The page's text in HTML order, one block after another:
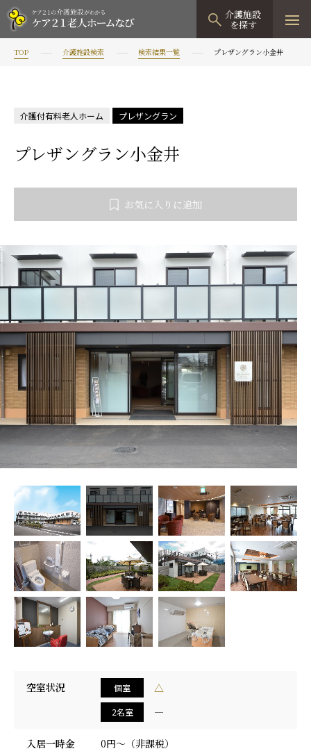
介護施設
を探す
TOPページ
資料請求
見学予約
有料老人ホーム
有料老人ホームTOP
プレザンリュクス
プレザングラン
有料老人ホームとは
グループホーム
認知症対応型グループホームTOP
たのしい家
認知症のおはなし
小規模多機能型居宅介護
小規模多機能型居宅介護TOP
小規模多機能型居宅介護とは
tel - -
9:00～18:00（年末年始を除く）
お問い合わせフォーム
資料請求
ご入居までの流れ
介護保険の仕組み
FAQ
運営会社
プライバシーポリシー
採用情報
TOP 介護施設検索 検索結果一覧 プレザングラン小金井
介護付有料老人ホーム プレザングラン
プレザングラン小金井
お気に入りに追加
空室状況 個室 △
2名室 ―
入居一時金
0円～（非課税）